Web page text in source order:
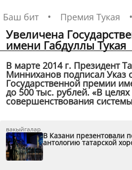
Баш бит Премия Тукая
Увеличена
имени Габдуллы Тукая
В марте 2014 г. Президент
Минниханов подписал Указ
Государственной премии
до 500 тыс. рублей. «В целях
совершенствования
вакыйгалар
В Казани презентовали
антологию татарской